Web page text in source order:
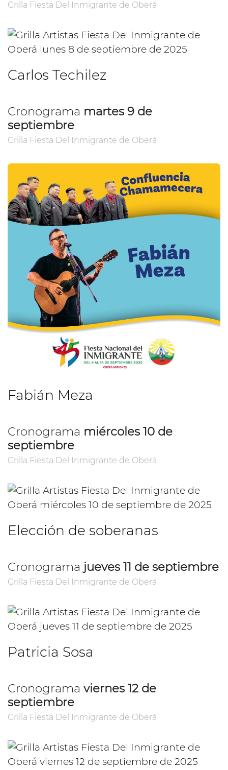
Grilla Fiesta Del Inmigrante de Oberá
Carlos Techilez
Cronograma martes 9 de
septiembre
Grilla Fiesta Del Inmigrante de Oberá
Fabián Meza
Cronograma miércoles 10 de
septiembre
Grilla Fiesta Del Inmigrante de Oberá
Elección de soberanas
Cronograma jueves 11 de septiembre
Grilla Fiesta Del Inmigrante de Oberá
Patricia Sosa
Cronograma viernes 12 de
septiembre
Grilla Fiesta Del Inmigrante de Oberá